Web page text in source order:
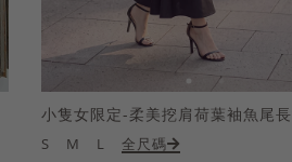
小隻女限定-柔美挖肩荷葉袖魚尾
S M L 全尺碼